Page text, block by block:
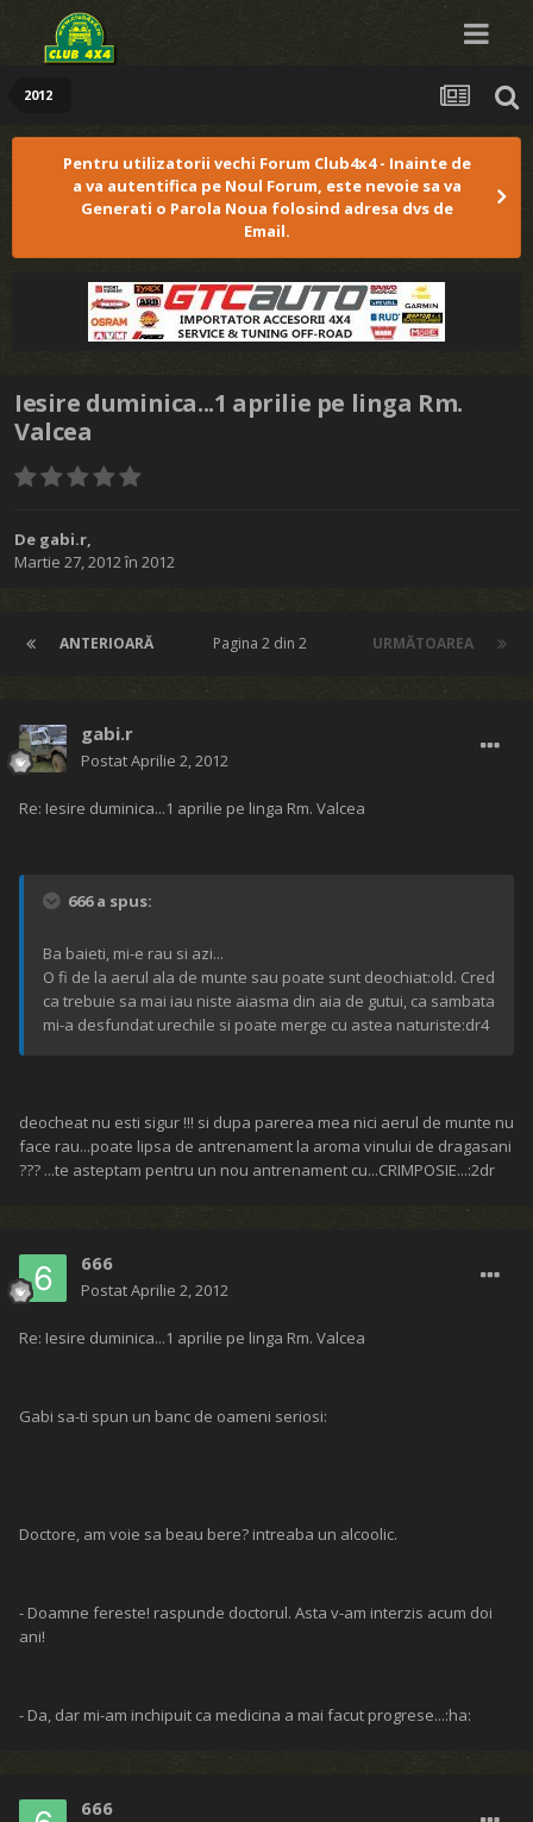
2012
Pentru utilizatorii vechi Forum Club4x4 - Inainte de
a va autentifica pe Noul Forum, este nevoie sa va
Generati o Parola Noua folosind adresa dvs de
Email.
Iesire duminica...1 aprilie pe linga Rm.
Valcea
De gabi.r,
Martie 27, 2012în 2012
ANTERIOARĂ URMĂTOAREA
Pagina 2 din 2
gabi.r
PostatAprilie 2, 2012
Re: Iesire duminica...1 aprilie pe linga Rm. Valcea
666 a spus:
Ba baieti, mi-e rau si azi...
O fi de la aerul ala de munte sau poate sunt deochiat:old. Cred
ca trebuie sa mai iau niste aiasma din aia de gutui, ca sambata
mi-a desfundat urechile si poate merge cu astea naturiste:dr4
deocheat nu esti sigur !!! si dupa parerea mea nici aerul de munte nu
face rau...poate lipsa de antrenament la aroma vinului de dragasani
??? ...te asteptam pentru un nou antrenament cu...CRIMPOSIE...:2dr
666
PostatAprilie 2, 2012
Re: Iesire duminica...1 aprilie pe linga Rm. Valcea
Gabi sa-ti spun un banc de oameni seriosi:
Doctore, am voie sa beau bere? intreaba un alcoolic.
- Doamne fereste! raspunde doctorul. Asta v-am interzis acum doi
ani!
- Da, dar mi-am inchipuit ca medicina a mai facut progrese...:ha:
666